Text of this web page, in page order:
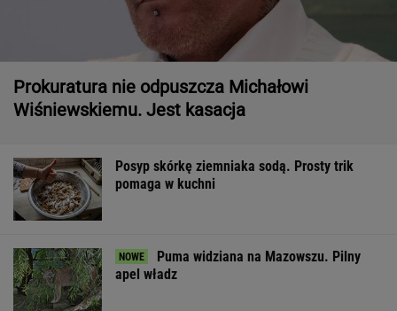
Prokuratura nie odpuszcza Michałowi
Wiśniewskiemu. Jest kasacja
Posyp skórkę ziemniaka sodą. Prosty trik
pomaga w kuchni
Puma widziana na Mazowszu. Pilny
apel władz